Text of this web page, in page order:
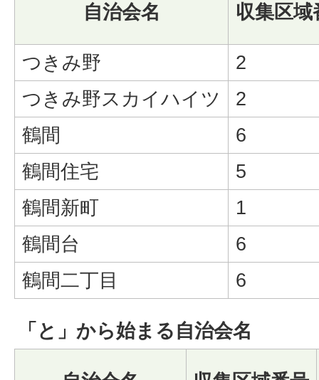
自治会名 収集区域
つきみ野
2
つきみ野スカイハイツ
2
鶴間
6
鶴間住宅
5
鶴間新町
1
鶴間台
6
鶴間二丁目
6
「と」から始まる自治会名